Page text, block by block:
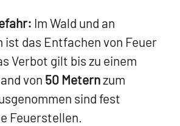
Im Wald und an
ist das Entfachen von Feuer
Verbot gilt bis zu einem
von 50 Meternzum
sind fest
Feuerstellen.